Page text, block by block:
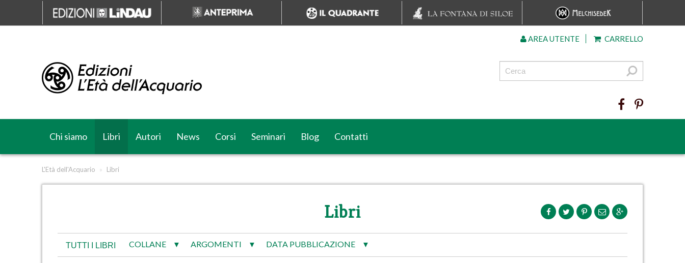
AREA UTENTE CARRELLO
Chi siamo Libri Autori News Corsi Seminari Blog Contatti
L'Età dell'Acquario » Libri
Libri
TUTTI I LIBRI COLLANE ▼ ARGOMENTI ▼ DATA PUBBLICAZIONE ▼